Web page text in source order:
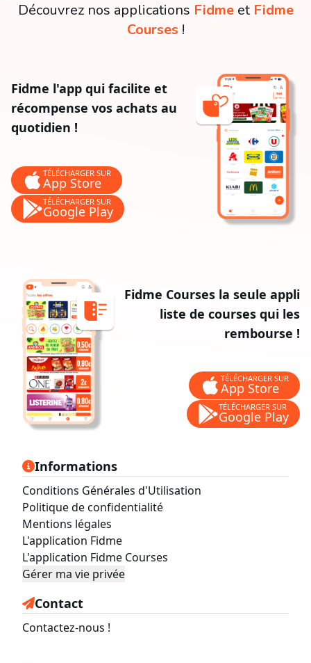
Découvrez nos applications Fidme et Fidme
Courses !
Fidme l'app qui facilite et
récompense vos achats au
quotidien !
TÉLÉCHARGER SUR
App Store
TÉLÉCHARGER SUR
Google Play
Fidme Courses la seule appli
liste de courses qui les
rembourse !
TÉLÉCHARGER SUR
App Store
TÉLÉCHARGER SUR
Google Play
Informations
Conditions Générales d'Utilisation
Politique de confidentialité
Mentions légales
L'application Fidme
L'application Fidme Courses
Gérer ma vie privée
Contact
Contactez-nous !